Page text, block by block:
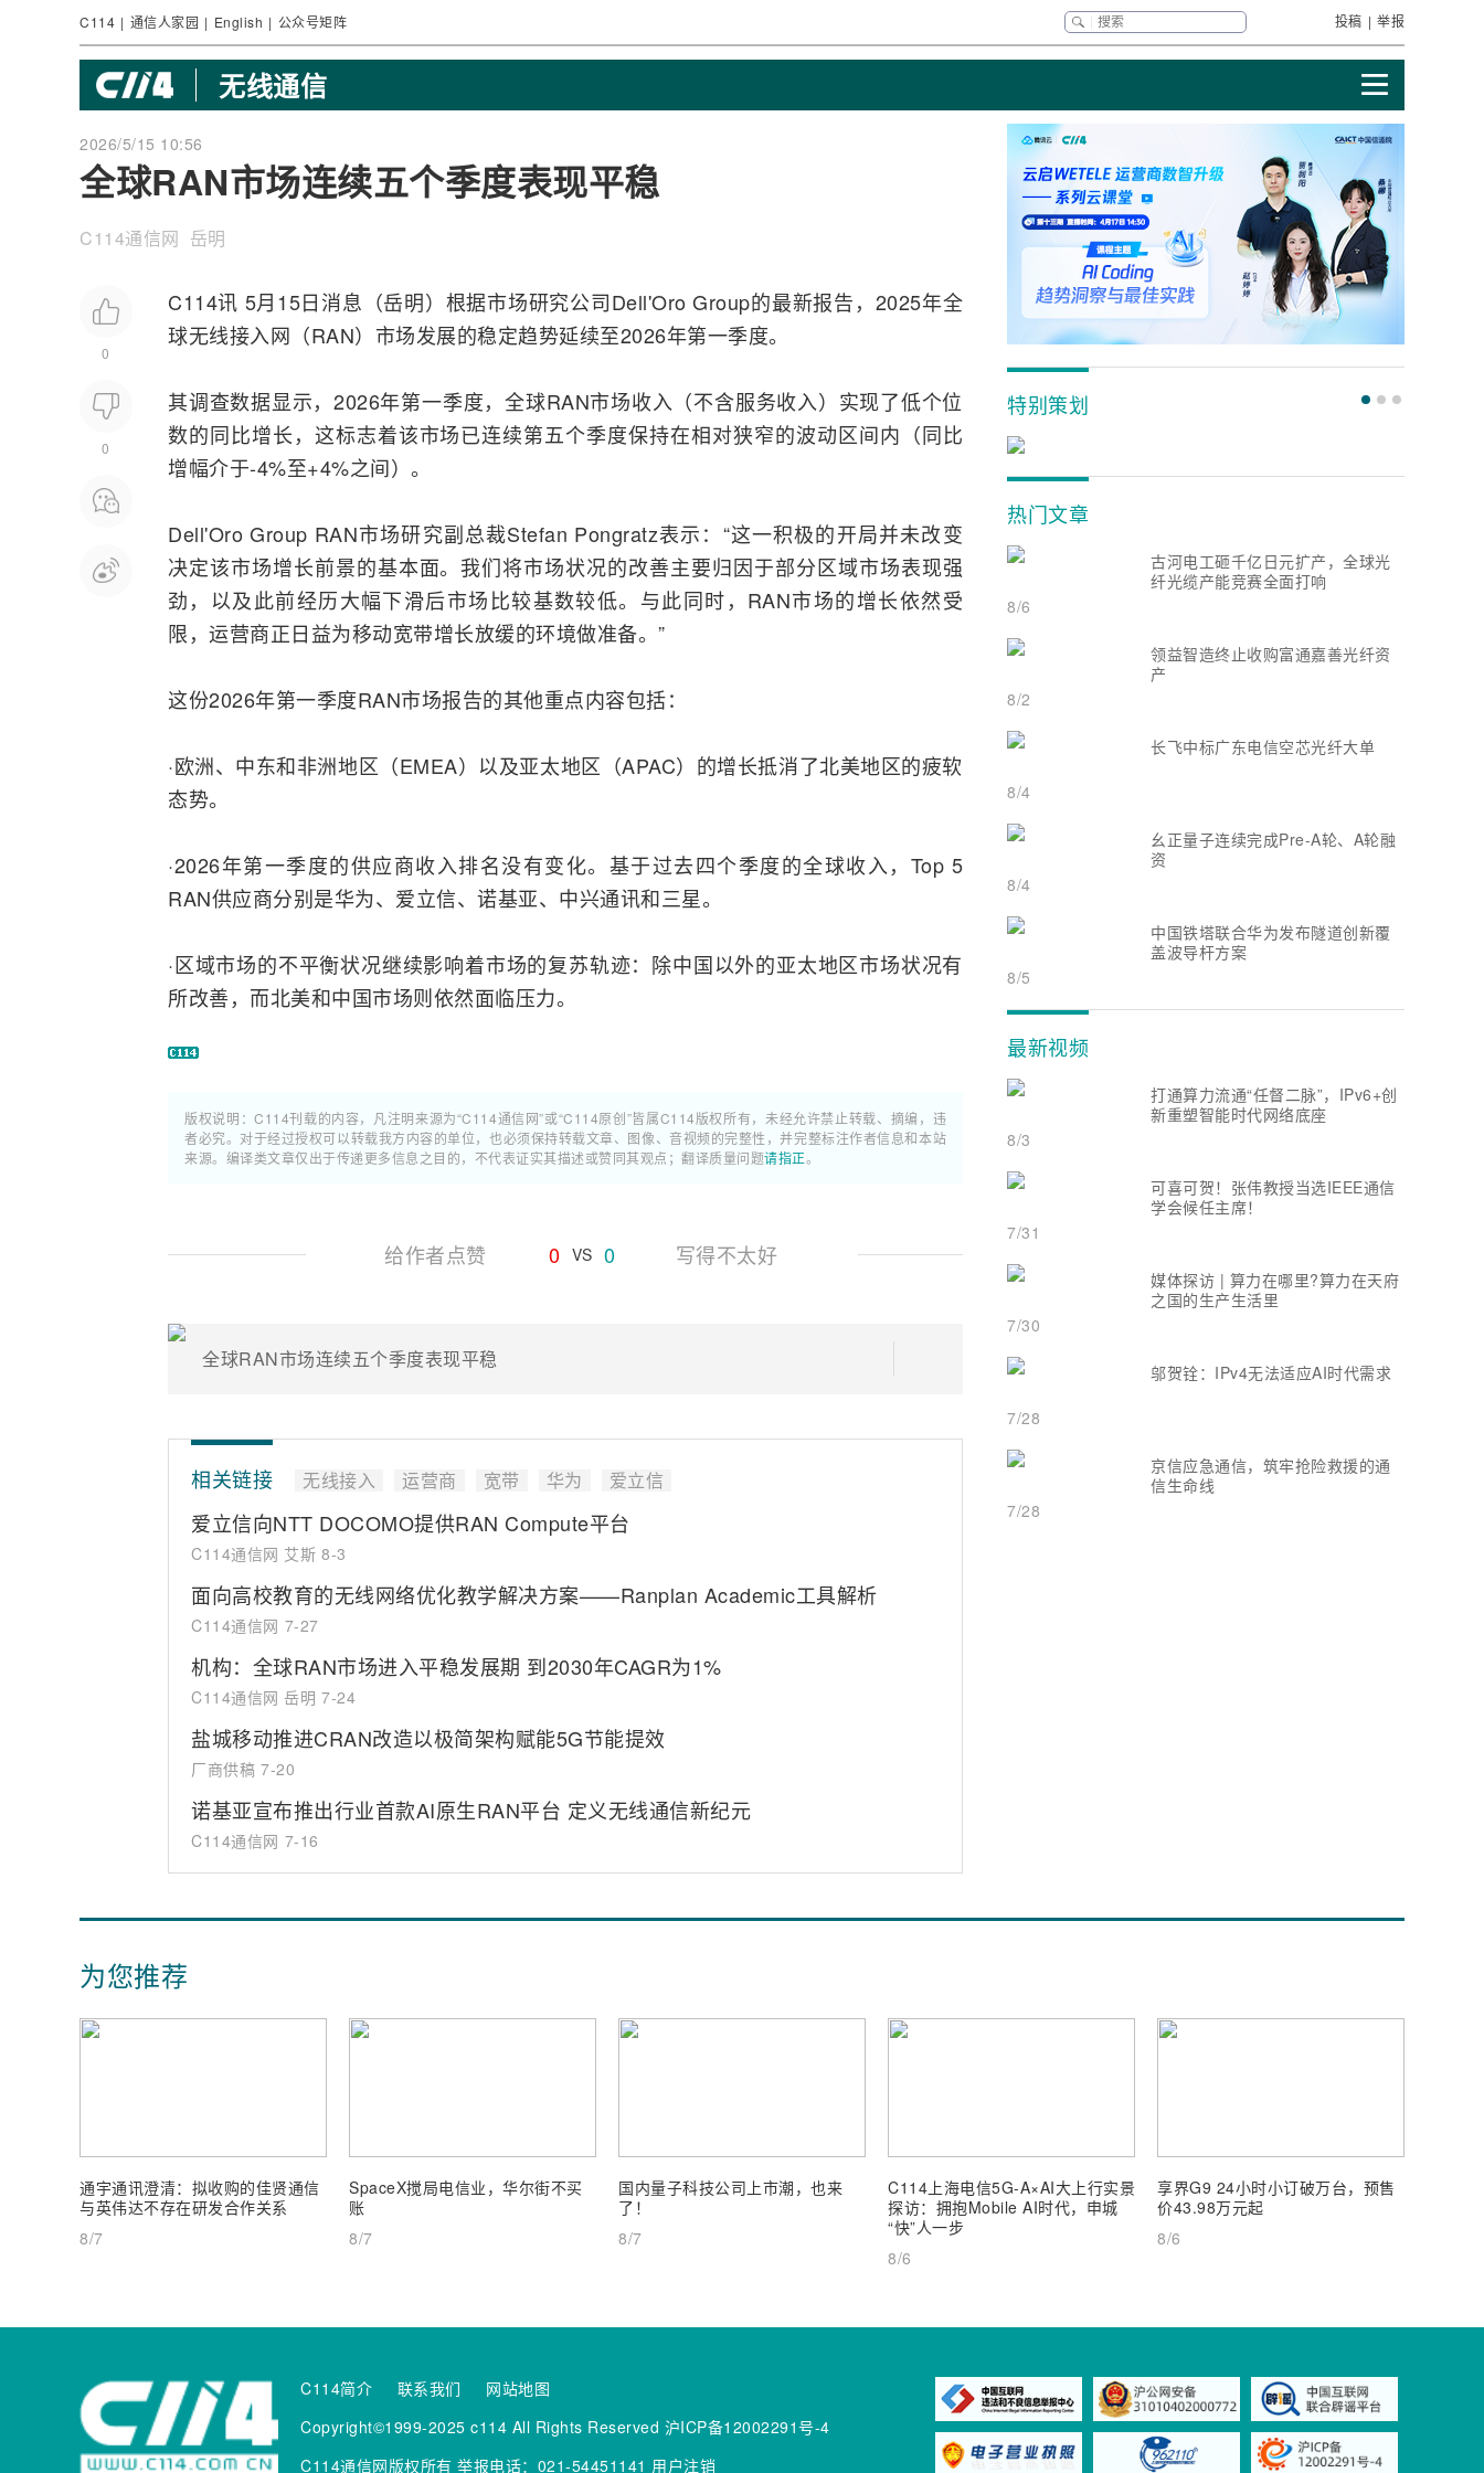
C114 | 通信人家园 | English | 公众号矩阵 投稿 | 举报
无线通信
2026/5/15 10:56
全球RAN市场连续五个季度表现平稳
C114通信网 岳明
0
0
C114讯 5月15日消息（岳明）根据市场研究公司Dell'Oro Group的最新报告，2025年全
球无线接入网（RAN）市场发展的稳定趋势延续至2026年第一季度。
其调查数据显示，2026年第一季度，全球RAN市场收入（不含服务收入）实现了低个位
数的同比增长，这标志着该市场已连续第五个季度保持在相对狭窄的波动区间内（同比
增幅介于-4%至+4%之间）。
Dell'Oro Group RAN市场研究副总裁Stefan Pongratz表示：“这一积极的开局并未改变
决定该市场增长前景的基本面。我们将市场状况的改善主要归因于部分区域市场表现强
劲，以及此前经历大幅下滑后市场比较基数较低。与此同时，RAN市场的增长依然受
限， 运营商正日益为移动宽带增长放缓的环境做准备。”
这份2026年第一季度RAN市场报告的其他重点内容包括：
·欧洲、中东和非洲地区（EMEA）以及亚太地区（APAC）的增长抵消了北美地区的疲软
态势。
·2026年第一季度的供应商收入排名没有变化。基于过去四个季度的全球收入，Top 5
RAN供应商分别是华为、 爱立信、 诺基亚、 中兴通讯和三星。
·区域市场的不平衡状况继续影响着市场的复苏轨迹：除中国以外的亚太地区市场状况有
所改善，而北美和中国市场则依然面临压力。
版权说明：C114刊载的内容，凡注明来源为“C114通信网”或“C114原创”皆属C114版权所有，未经允许禁止转载、摘编，违
者必究。对于经过授权可以转载我方内容的单位，也必须保持转载文章、图像、音视频的完整性，并完整标注作者信息和本站
来源。编译类文章仅出于传递更多信息之目的，不代表证实其描述或赞同其观点；翻译质量问题请指正。
给作者点赞 0 VS 0 写得不太好
全球RAN市场连续五个季度表现平稳
相关链接 无线接入 运营商 宽带 华为 爱立信
爱立信向NTT DOCOMO提供RAN Compute平台
C114通信网 艾斯 8-3
面向高校教育的无线网络优化教学解决方案——Ranplan Academic工具解析
C114通信网 7-27
机构：全球RAN市场进入平稳发展期 到2030年CAGR为1%
C114通信网 岳明 7-24
盐城移动推进CRAN改造以极简架构赋能5G节能提效
厂商供稿 7-20
诺基亚宣布推出行业首款AI原生RAN平台 定义无线通信新纪元
C114通信网 7-16
特别策划
热门文章
古河电工砸千亿日元扩产，全球光
纤光缆产能竞赛全面打响
8/6
领益智造终止收购富通嘉善光纤资
产
8/2
长飞中标广东电信空芯光纤大单
8/4
幺正量子连续完成Pre-A轮、A轮融
资
8/4
中国铁塔联合华为发布隧道创新覆
盖波导杆方案
8/5
最新视频
打通算力流通“任督二脉”，IPv6+创
新重塑智能时代网络底座
8/3
可喜可贺！张伟教授当选IEEE通信
学会候任主席！
7/31
媒体探访 | 算力在哪里?算力在天府
之国的生产生活里
7/30
邬贺铨：IPv4无法适应AI时代需求
7/28
京信应急通信，筑牢抢险救援的通
信生命线
7/28
为您推荐
通宇通讯澄清：拟收购的佳贤通信
与英伟达不存在研发合作关系
8/7
SpaceX搅局电信业，华尔街不买
账
8/7
国内量子科技公司上市潮，也来
了！
8/7
C114上海电信5G-A×AI大上行实景
探访：拥抱Mobile AI时代，申城
“快”人一步
8/6
享界G9 24小时小订破万台，预售
价43.98万元起
8/6
C114简介 联系我们
网站地图
Copyright©1999-2025 c114 All Rights Reserved 沪ICP备12002291号-4
C114通信网版权所有 举报电话：021-54451141 用户注销